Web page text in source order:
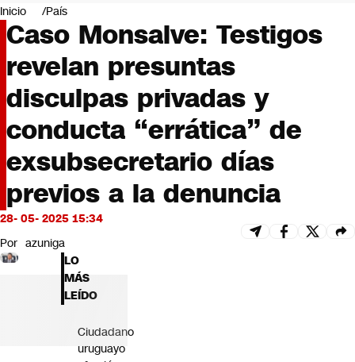
Negocios
Deportes
Programas completos
Cultura
Servicios
Bits
CNN tiempo
Futuro 360
Opinión
Inicio País
Caso Monsalve: Testigos
revelan presuntas
disculpas privadas y
conducta “errática” de
exsubsecretario días
previos a la denuncia
28- 05- 2025 15:34
Por azuniga
LO
MÁS
LEÍDO
Ciudadano
uruguayo